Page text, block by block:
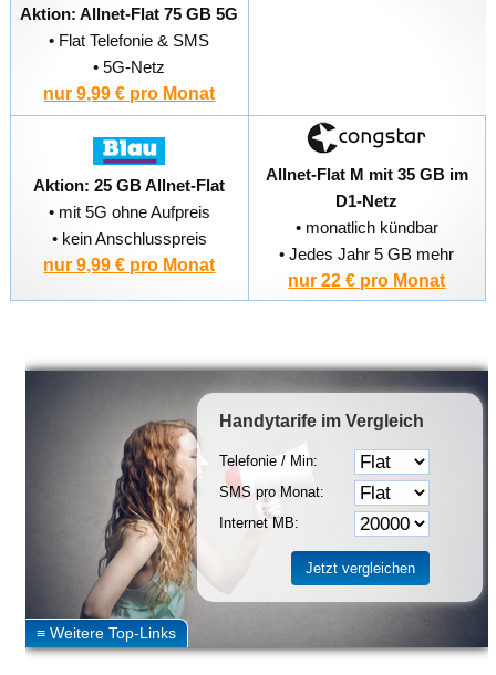
Aktion: Allnet-Flat 75 GB 5G
• Flat Telefonie & SMS
• 5G-Netz
nur 9,99 € pro Monat
Aktion: 25 GB Allnet-Flat
• mit 5G ohne Aufpreis
• kein Anschlusspreis
nur 9,99 € pro Monat
Allnet-Flat M mit 35 GB im
D1-Netz
• monatlich kündbar
• Jedes Jahr 5 GB mehr
nur 22 € pro Monat
Handytarife im Vergleich
Telefonie / Min:
SMS pro Monat:
Internet MB: